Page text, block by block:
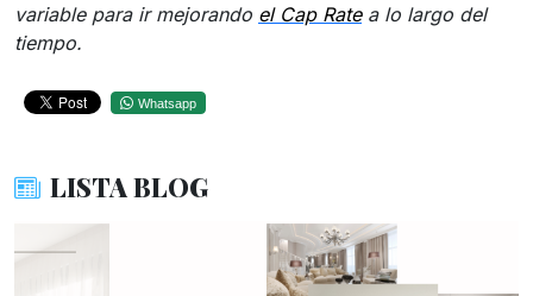
variable para ir mejorando el Cap Ratea lo largo del
tiempo.
Whatsapp
LISTA BLOG